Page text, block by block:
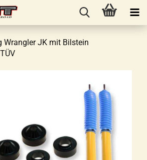
Wrangler JK mit Bilstein